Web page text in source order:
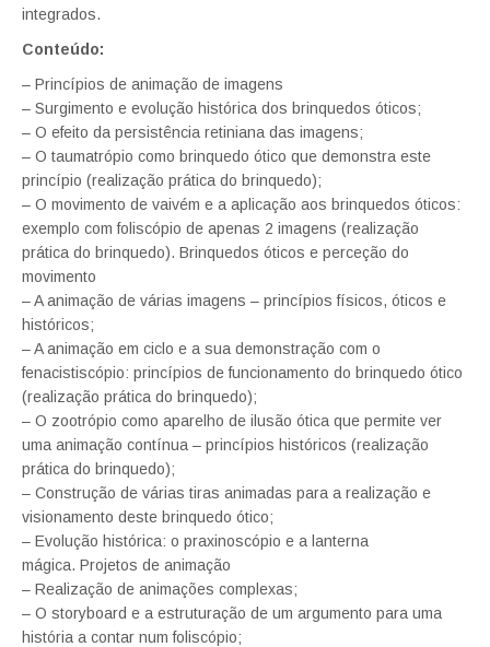
integrados.
Conteúdo:
– Princípios de animação de imagens
– Surgimento e evolução histórica dos brinquedos óticos;
– O efeito da persistência retiniana das imagens;
– O taumatrópio como brinquedo ótico que demonstra este
princípio (realização prática do brinquedo);
– O movimento de vaivém e a aplicação aos brinquedos óticos:
exemplo com foliscópio de apenas 2 imagens (realização
prática do brinquedo). Brinquedos óticos e perceção do
movimento
– A animação de várias imagens – princípios físicos, óticos e
históricos;
– A animação em ciclo e a sua demonstração com o
fenacistiscópio: princípios de funcionamento do brinquedo ótico
(realização prática do brinquedo);
– O zootrópio como aparelho de ilusão ótica que permite ver
uma animação contínua – princípios históricos (realização
prática do brinquedo);
– Construção de várias tiras animadas para a realização e
visionamento deste brinquedo ótico;
– Evolução histórica: o praxinoscópio e a lanterna
mágica. Projetos de animação
– Realização de animações complexas;
– O storyboard e a estruturação de um argumento para uma
história a contar num foliscópio;